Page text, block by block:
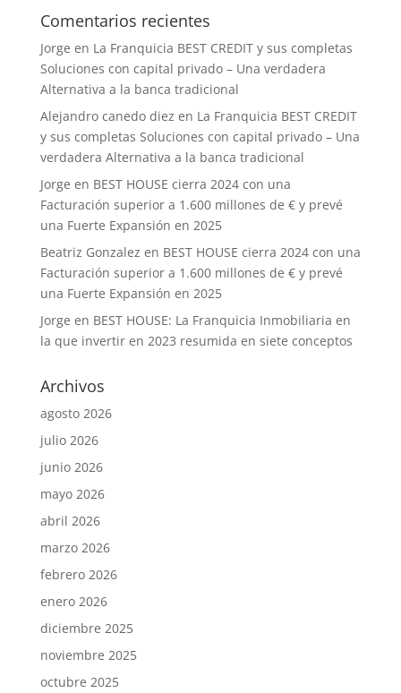
Comentarios recientes
Jorge en La Franquicia BEST CREDIT y sus completas
Soluciones con capital privado – Una verdadera
Alternativa a la banca tradicional
Alejandro canedo diez en La Franquicia BEST CREDIT
y sus completas Soluciones con capital privado – Una
verdadera Alternativa a la banca tradicional
Jorge en BEST HOUSE cierra 2024 con una
Facturación superior a 1.600 millones de € y prevé
una Fuerte Expansión en 2025
Beatriz Gonzalez en BEST HOUSE cierra 2024 con una
Facturación superior a 1.600 millones de € y prevé
una Fuerte Expansión en 2025
Jorge en BEST HOUSE: La Franquicia Inmobiliaria en
la que invertir en 2023 resumida en siete conceptos
Archivos
agosto 2026
julio 2026
junio 2026
mayo 2026
abril 2026
marzo 2026
febrero 2026
enero 2026
diciembre 2025
noviembre 2025
octubre 2025